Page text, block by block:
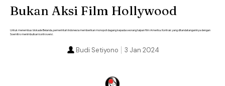
Bukan Aksi Film Hollywood
Untuk menembus blokade Belanda, pemerintah Indonesia memberikan monopoli dagang kepada seorang taipan film Amerika. Kontrak yang ditandatanganinya dengan
Soemitro menimbulkan kontroversi.
3 Jan 2024
Budi Setiyono